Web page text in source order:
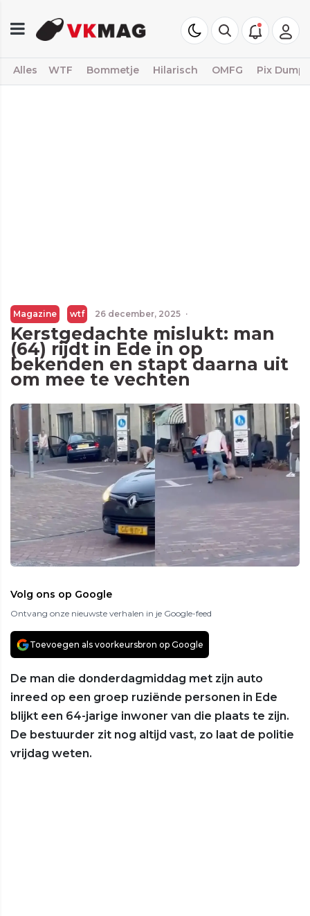
Alles WTF Bommetje Hilarisch OMFG Pix Dump
Magazine wtf 26 december, 2025 ·
Kerstgedachte mislukt: man
(64) rijdt in Ede in op
bekenden en stapt daarna uit
om mee te vechten
Volg ons op Google
Ontvang onze nieuwste verhalen in je Google-feed
Toevoegen als voorkeursbron op Google
De man die donderdagmiddag met zijn auto
inreed op een groep ruziënde personen in Ede
blijkt een 64-jarige inwoner van die plaats te zijn.
De bestuurder zit nog altijd vast, zo laat de politie
vrijdag weten.